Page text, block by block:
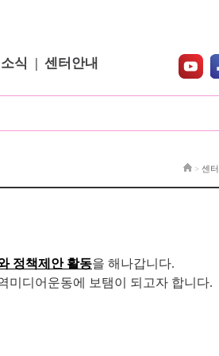
식 센터안내
> 센
정책제안 활동을 해나갑니다.
미디어운동에 보탬이 되고자 합니다.